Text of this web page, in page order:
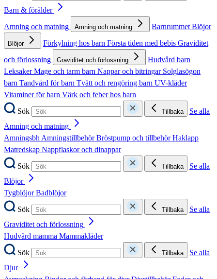
Barn & förälder
Amning och matning
Amning och matning BarnrummetBlöjor
Blöjor Förkylning hos barn Första tiden med bebis Graviditet
och förlossning
Graviditet och förlossning
Hudvård barn
LeksakerMage och tarm barn Nappar och bitringar Solglasögon
barn Tandvård för barn Tvätt och rengöring barn UV-kläder
Vitaminer för barn Värk och feber hos barn
Sök
Tillbaka
Se alla
Amning och matning
AmningsbhAmningstillbehörBröstpump och tillbehörHaklapp
Matredskap Nappflaskor och dinappar
Sök
Tillbaka
Se alla
Blöjor
TygblöjorBadblöjor
Sök
Tillbaka
Se alla
Graviditet och förlossning
Hudvård mamma Mammakläder
Sök
Tillbaka
Se alla
Djur